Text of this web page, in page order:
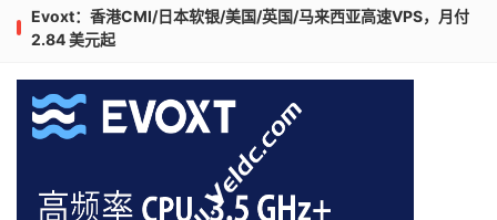
Evoxt：香港CMI/日本软银/美国/英国/马来西亚高速VPS，月付
2.84 美元起